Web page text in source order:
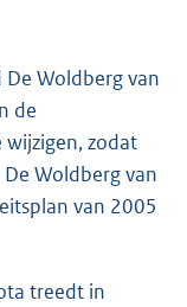
Woldberg van
de
zodat
Woldberg van
van 2005
treedt in